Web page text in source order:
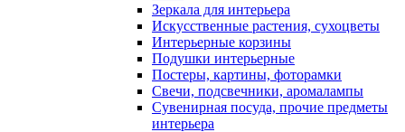
Зеркала для интерьера
Искусственные растения, сухоцветы
Интерьерные корзины
Подушки интерьерные
Постеры, картины, фоторамки
Свечи, подсвечники, аромалампы
Сувенирная посуда, прочие предметы
интерьера